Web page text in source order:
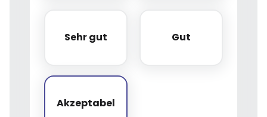
Sehr gut
Sehr gut Gut
Gut
Akzeptabel
Akzeptabel